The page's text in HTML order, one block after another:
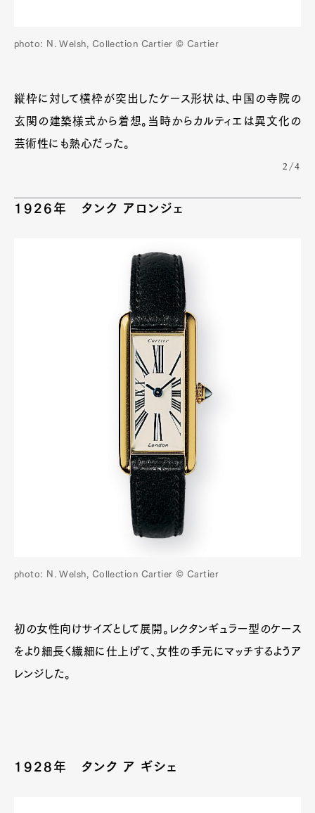
photo: N. Welsh, Collection Cartier © Cartier
縦枠に対して横枠が突出したケース形状は、中国の寺院の
玄関の建築様式から着想。当時からカルティエは異文化の
芸術性にも熱心だった。
2/4
1926年 タンク アロンジェ
photo: N. Welsh, Collection Cartier © Cartier
初の女性向けサイズとして展開。レクタンギュラー型のケース
をより細長く繊細に仕上げて、女性の手元にマッチするようア
レンジした。
1928年 タンク ア ギシェ